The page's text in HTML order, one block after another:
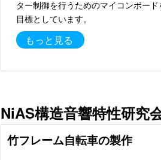
ター制御を行うためのマイコンボー
目標としています。
もっと見る
NiAS構造音響特性研究
竹フレーム自転車の製作